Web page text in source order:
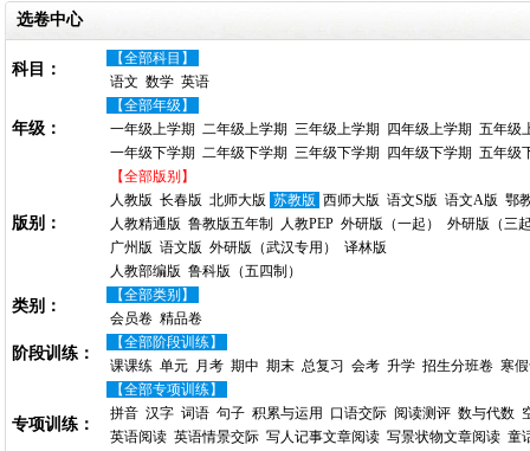
选卷中心
科目：
【全部科目】
语文 数学 英语
年级：
【全部年级】
一年级上学期 二年级上学期 三年级上学期 四年级上学期 五年级
一年级下学期 二年级下学期 三年级下学期 四年级下学期 五年级
版别：
【全部版别】
人教版 长春版 北师大版 苏教版 西师大版 语文S版 语文A版 鄂
人教精通版 鲁教版五年制 人教PEP 外研版（一起）
外研版（三
广州版 语文版 外研版（武汉专用）
译林版
人教部编版 鲁科版（五四制）
类别：
【全部类别】
会员卷 精品卷
阶段训练：
【全部阶段训练】
课课练 单元 月考 期中 期末 总复习 会考 升学 招生分班卷 寒
专项训练：
【全部专项训练】
拼音 汉字 词语 句子 积累与运用 口语交际 阅读测评 数与代数
英语阅读 英语情景交际 写人记事文章阅读 写景状物文章阅读 童